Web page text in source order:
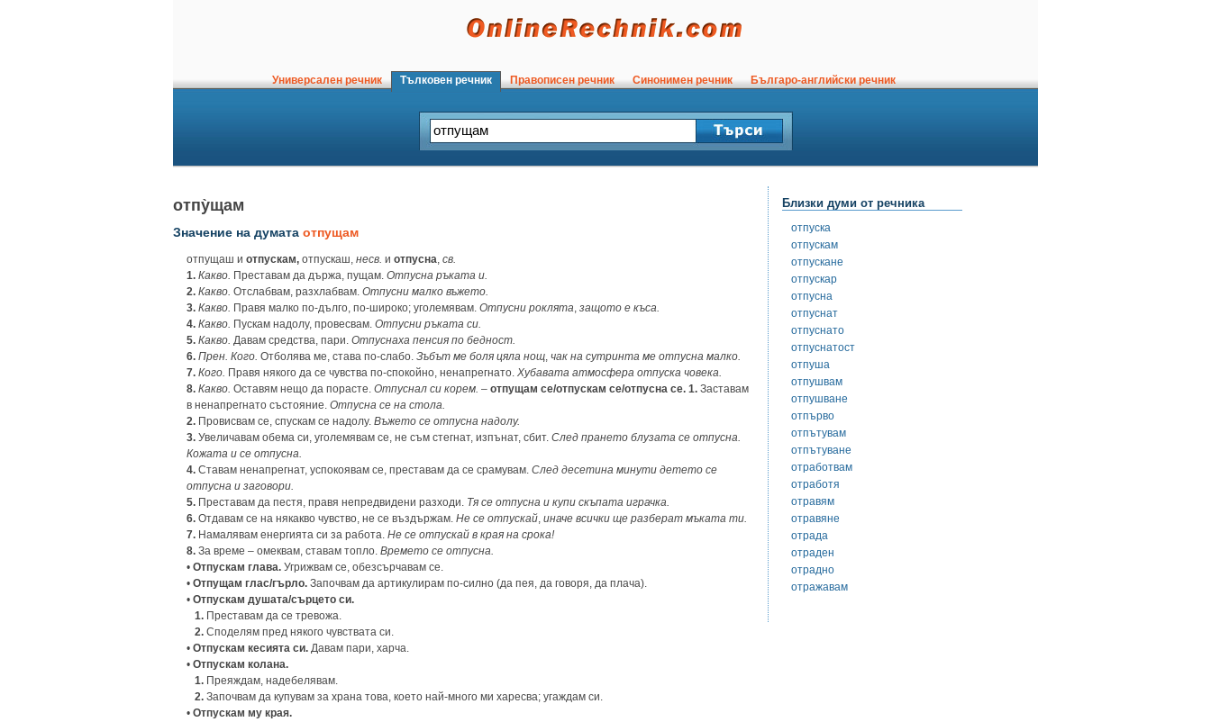
Универсален речник Тълковен речник Правописен речник Синонимен речник Българо-английски речник
отпу̀щам
Значение на думата отпущам
отпущаш и отпускам, отпускаш, несв. и отпусна, св.
1. Какво. Преставам да държа, пущам. Отпусна ръката и.
2. Какво. Отслабвам, разхлабвам. Отпусни малко въжето.
3. Какво. Правя малко по-дълго, по-широко; уголемявам. Отпусни роклята, защото е къса.
4. Какво. Пускам надолу, провесвам. Отпусни ръката си.
5. Какво. Давам средства, пари. Отпуснаха пенсия по бедност.
6. Прен. Кого. Отболява ме, става по-слабо. Зъбът ме боля цяла нощ, чак на сутринта ме отпусна малко.
7. Кого. Правя някого да се чувства по-спокойно, ненапрегнато. Хубавата атмосфера отпуска човека.
8. Какво. Оставям нещо да порасте. Отпуснал си корем. – отпущам се/отпускам се/отпусна се. 1. Заставам
в ненапрегнато състояние. Отпусна се на стола.
2. Провисвам се, спускам се надолу. Въжето се отпусна надолу.
3. Увеличавам обема си, уголемявам се, не съм стегнат, изпънат, сбит. След прането блузата се отпусна.
Кожата и се отпусна.
4. Ставам ненапрегнат, успокоявам се, преставам да се срамувам. След десетина минути детето се
отпусна и заговори.
5. Преставам да пестя, правя непредвидени разходи. Тя се отпусна и купи скъпата играчка.
6. Отдавам се на някакво чувство, не се въздържам. Не се отпускай, иначе всички ще разберат мъката ти.
7. Намалявам енергията си за работа. Не се отпускай в края на срока!
8. За време – омеквам, ставам топло. Времето се отпусна.
• Отпускам глава. Угрижвам се, обезсърчавам се.
• Отпущам глас/гърло. Започвам да артикулирам по-силно (да пея, да говоря, да плача).
• Отпускам душата/сърцето си.
1. Преставам да се тревожа.
2. Споделям пред някого чувствата си.
• Отпускам кесията си. Давам пари, харча.
• Отпускам колана.
1. Преяждам, надебелявам.
2. Започвам да купувам за храна това, което най-много ми харесва; угаждам си.
• Отпускам му края.
Близки думи от речника
отпуска
отпускам
отпускане
отпускар
отпусна
отпуснат
отпуснато
отпуснатост
отпуша
отпушвам
отпушване
отпърво
отпътувам
отпътуване
отработвам
отработя
отравям
отравяне
отрада
отраден
отрадно
отражавам